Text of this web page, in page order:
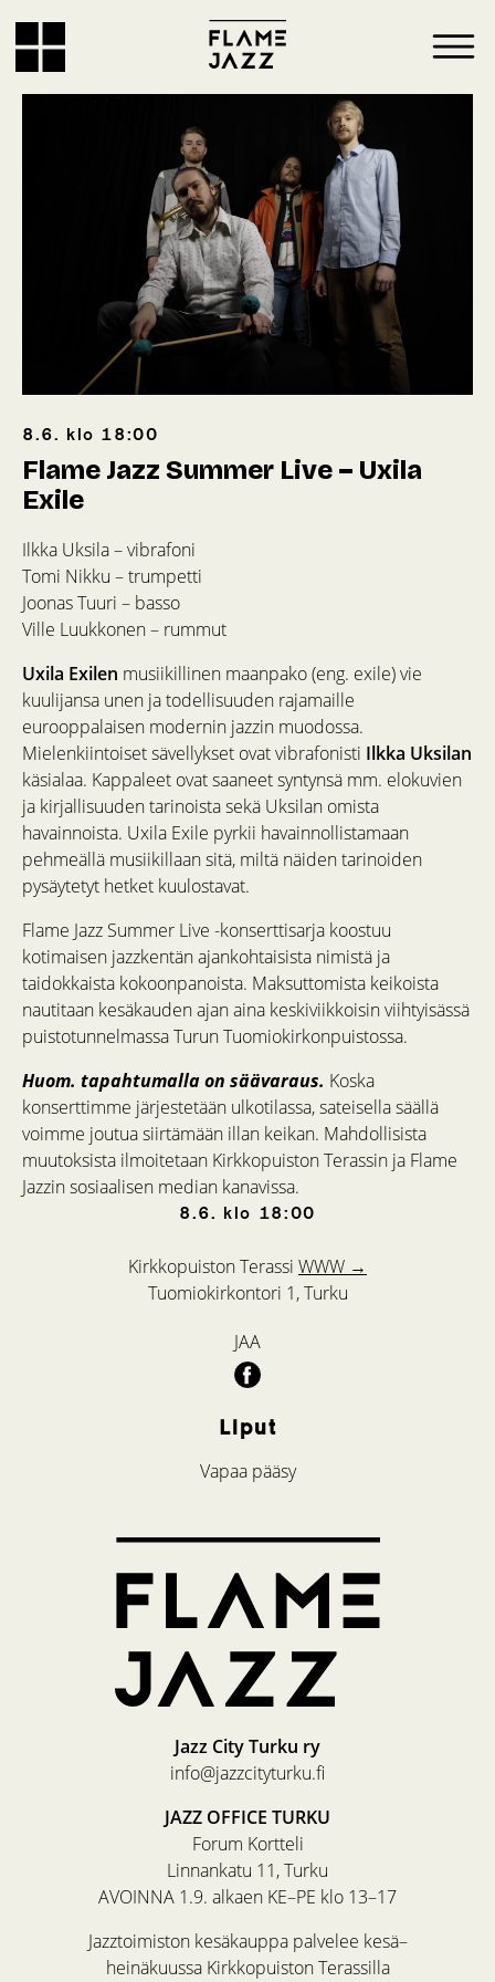
8.6. klo 18:00
Kirkkopuiston Terassi WWW →
Tuomiokirkontori 1, Turku
JAA
Liput
Vapaa pääsy
8.6. klo 18:00
Flame Jazz Summer Live – Uxila
Exile
Ilkka Uksila – vibrafoni
Tomi Nikku – trumpetti
Joonas Tuuri – basso
Ville Luukkonen – rummut
Uxila Exilen musiikillinen maanpako (eng. exile) vie
kuulijansa unen ja todellisuuden rajamaille
eurooppalaisen modernin jazzin muodossa.
Mielenkiintoiset sävellykset ovat vibrafonisti Ilkka Uksilan
käsialaa. Kappaleet ovat saaneet syntynsä mm. elokuvien
ja kirjallisuuden tarinoista sekä Uksilan omista
havainnoista. Uxila Exile pyrkii havainnollistamaan
pehmeällä musiikillaan sitä, miltä näiden tarinoiden
pysäytetyt hetket kuulostavat.
Flame Jazz Summer Live -konserttisarja koostuu
kotimaisen jazzkentän ajankohtaisista nimistä ja
taidokkaista kokoonpanoista. Maksuttomista keikoista
nautitaan kesäkauden ajan aina keskiviikkoisin viihtyisässä
puistotunnelmassa Turun Tuomiokirkonpuistossa.
Huom. tapahtumalla on säävaraus. Koska
konserttimme järjestetään ulkotilassa, sateisella säällä
voimme joutua siirtämään illan keikan. Mahdollisista
muutoksista ilmoitetaan Kirkkopuiston Terassin ja Flame
Jazzin sosiaalisen median kanavissa.
Jazz City Turku ry
info@jazzcityturku.fi
JAZZ OFFICE TURKU
Forum Kortteli
Linnankatu 11, Turku
AVOINNA 1.9. alkaen KE–PE klo 13–17
Jazztoimiston kesäkauppa palvelee kesä–
heinäkuussa Kirkkopuiston Terassilla